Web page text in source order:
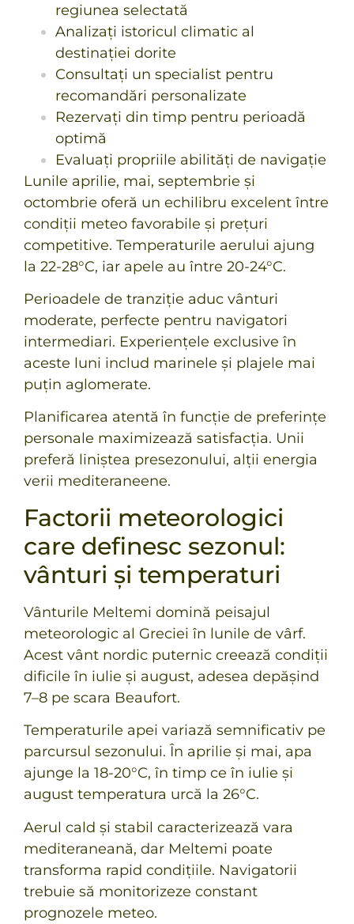
regiunea selectată
Analizați istoricul climatic al
destinației dorite
Consultați un specialist pentru
recomandări personalizate
Rezervați din timp pentru perioadă
optimă
Evaluați propriile abilități de navigație
Lunile aprilie, mai, septembrie și
octombrie oferă un echilibru excelent între
condiții meteo favorabile și prețuri
competitive. Temperaturile aerului ajung
la 22-28°C, iar apele au între 20-24°C.
Perioadele de tranziție aduc vânturi
moderate, perfecte pentru navigatori
intermediari. Experiențele exclusive în
aceste luni includ marinele și plajele mai
puțin aglomerate.
Planificarea atentă în funcție de preferințe
personale maximizează satisfacția. Unii
preferă liniștea presezonului, alții energia
verii mediteraneene.
Factorii meteorologici
care definesc sezonul:
vânturi și temperaturi
Vânturile Meltemi domină peisajul
meteorologic al Greciei în lunile de vârf.
Acest vânt nordic puternic creează condiții
dificile în iulie și august, adesea depășind
7–8 pe scara Beaufort.
Temperaturile apei variază semnificativ pe
parcursul sezonului. În aprilie și mai, apa
ajunge la 18-20°C, în timp ce în iulie și
august temperatura urcă la 26°C.
Aerul cald și stabil caracterizează vara
mediteraneană, dar Meltemi poate
transforma rapid condițiile. Navigatorii
trebuie să monitorizeze constant
prognozele meteo.